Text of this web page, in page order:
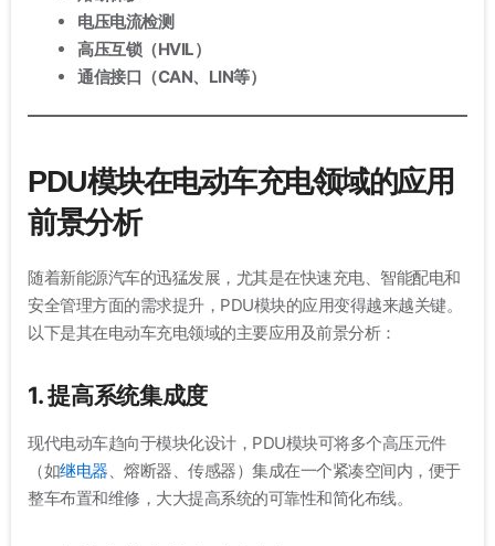
电压电流检测
高压互锁（HVIL）
通信接口（CAN、LIN等）
PDU模块在电动车充电领域的应用
前景分析
随着新能源汽车的迅猛发展，尤其是在快速充电、智能配电和
安全管理方面的需求提升，PDU模块的应用变得越来越关键。
以下是其在电动车充电领域的主要应用及前景分析：
1. 提高系统集成度
现代电动车趋向于模块化设计，PDU模块可将多个高压元件
（如继电器 、熔断器、传感器）集成在一个紧凑空间内，便于
整车布置和维修，大大提高系统的可靠性和简化布线。